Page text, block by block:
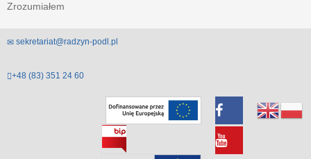
Zrozumiałem
sekretariat@radzyn-podl.pl
+48 (83) 351 24 60